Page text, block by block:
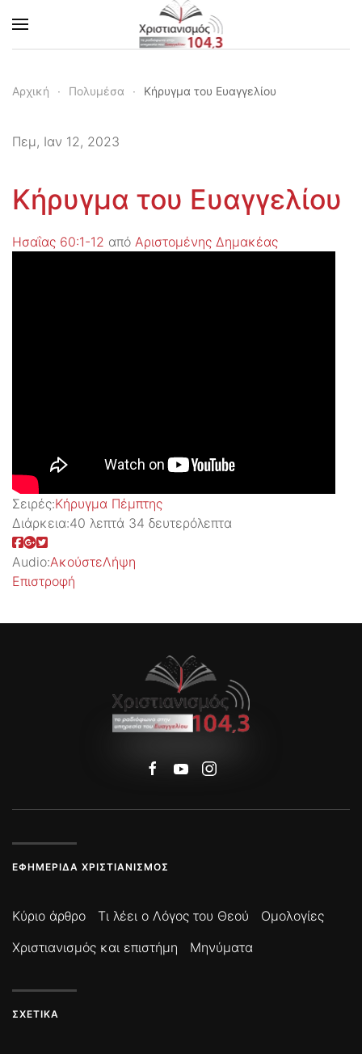
Skip to main content
Αρχική Πολυμέσα Κήρυγμα του Ευαγγελίου
Πεμ, Ιαν 12, 2023
Κήρυγμα του Ευαγγελίου
Ησαΐας 60:1-12 από Αριστομένης Δημακέας
Σειρές:Kήρυγμα Πέμπτης
Διάρκεια:40 λεπτά 34 δευτερόλεπτα
Audio:ΑκούστεΛήψη
Επιστροφή
ΕΦΗΜΕΡΊΔΑ ΧΡΙΣΤΙΑΝΙΣΜΌΣ
Κύριο άρθρο Τι λέει ο Λόγος του Θεού
Ομολογίες
Χριστιανισμός και επιστήμη
Μηνύματα
ΣΧΕΤΙΚΆ